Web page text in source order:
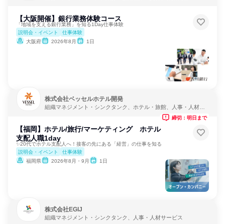
【大阪開催】銀行業務体験コース
「地域を支える銀行業務」を知る1Day仕事体験
説明会・イベント
仕事体験
大阪府
2026年8月 1日
株式会社ベッセルホテル開発
組織マネジメント・シンクタンク、ホテル・旅館、人事・人材サ
【福岡】ホテル/旅行/マーケティング ホテル
支配人職1day
✨20代でホテル支配人へ！接客の先にある「経営」の仕事を知る
説明会・イベント
仕事体験
福岡県
2026年8月・9月 1日
締切：明日まで
株式会社EGIJ
組織マネジメント・シンクタンク、人事・人材サービス